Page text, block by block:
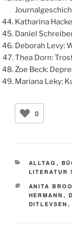
Katharina
Daniel
Deborah Levy:
Thea Dorn:
Zoe Beck:
Mariana Leky:
0
ALLTAG ,
LITERATUR
ANITA
HERMANN ,
DITLEVSEN ,